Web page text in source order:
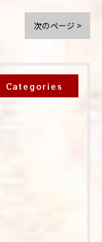
次のページ >
Categories